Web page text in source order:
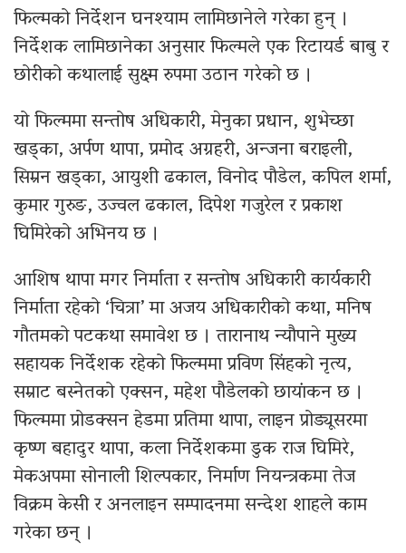
फिल्मको निर्देशन घनश्याम लामिछानेले गरेका हुन् ।
निर्देशक लामिछानेका अनुसार फिल्मले एक रिटायर्ड बाबु र
छोरीको कथालाई सुक्ष्म रुपमा उठान गरेको छ ।
यो फिल्ममा सन्तोष अधिकारी, मेनुका प्रधान, शुभेच्छा
खड्का, अर्पण थापा, प्रमोद अग्रहरी, अन्जना बराइली,
सिम्रन खड्का, आयुशी ढकाल, विनोद पौडेल, कपिल शर्मा,
कुमार गुरुङ, उज्वल ढकाल, दिपेश गजुरेल र प्रकाश
घिमिरेको अभिनय छ ।
आशिष थापा मगर निर्माता र सन्तोष अधिकारी कार्यकारी
निर्माता रहेको ‘चित्रा’ मा अजय अधिकारीको कथा, मनिष
गौतमको पटकथा समावेश छ । तारानाथ न्यौपाने मुख्य
सहायक निर्देशक रहेको फिल्ममा प्रविण सिंहको नृत्य,
सम्राट बस्नेतको एक्सन, महेश पौडेलको छायांकन छ ।
फिल्ममा प्रोडक्सन हेडमा प्रतिमा थापा, लाइन प्रोड्यूसरमा
कृष्ण बहादुर थापा, कला निर्देशकमा डुक राज घिमिरे,
मेकअपमा सोनाली शिल्पकार, निर्माण नियन्त्रकमा तेज
विक्रम केसी र अनलाइन सम्पादनमा सन्देश शाहले काम
गरेका छन् ।